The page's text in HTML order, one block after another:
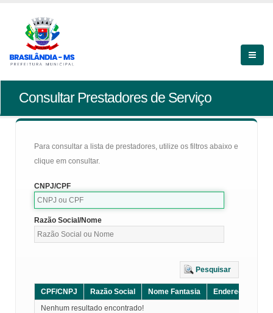
Consultar Prestadores de Serviço
Para consultar a lista de prestadores, utilize os filtros abaixo e
clique em consultar.
CNPJ/CPF
Razão Social/Nome
Pesquisar
CPF/CNPJ Razão Social Nome Fantasia Endereço
Nenhum resultado encontrado!